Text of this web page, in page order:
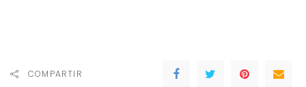
COMPARTIR